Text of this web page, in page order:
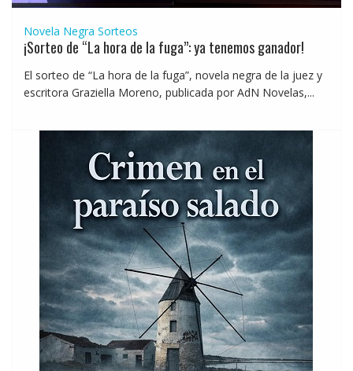
Novela Negra Sorteos
¡Sorteo de “La hora de la fuga”: ya tenemos ganador!
El sorteo de “La hora de la fuga”, novela negra de la juez y
escritora Graziella Moreno, publicada por AdN Novelas,...